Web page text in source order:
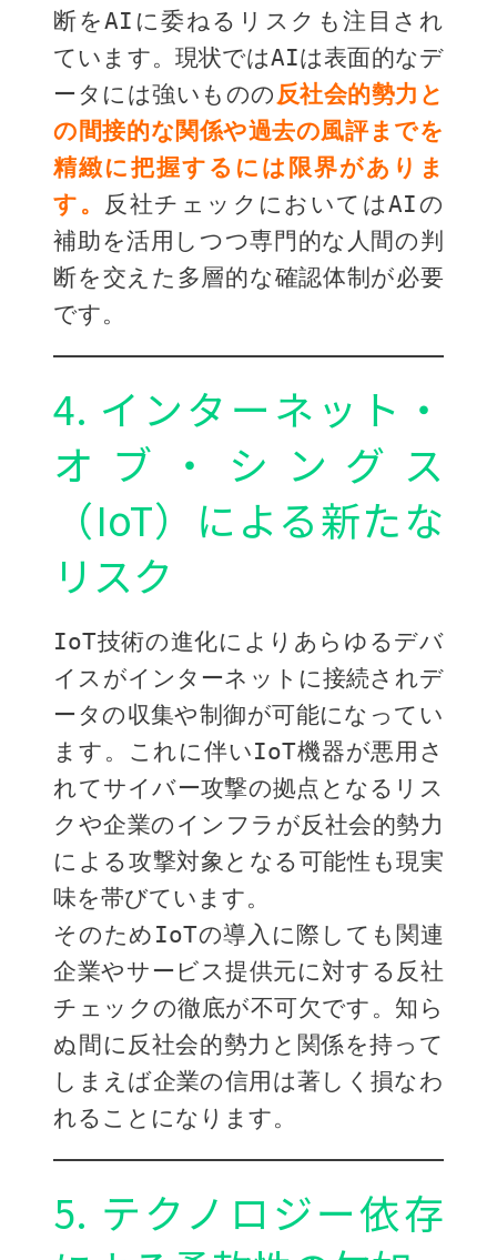
断をAIに委ねるリスクも注目され
ています。現状ではAIは表面的なデ
ータには強いものの反社会的勢力と
の間接的な関係や過去の風評までを
精緻に把握するには限界がありま
す。 反社チェックにおいてはAIの
補助を活用しつつ専門的な人間の判
断を交えた多層的な確認体制が必要
です。
4. インターネット・
オブ・シングス
（IoT）による新たな
リスク
IoT技術の進化によりあらゆるデバ
イスがインターネットに接続されデ
ータの収集や制御が可能になってい
ます。これに伴いIoT機器が悪用さ
れてサイバー攻撃の拠点となるリス
クや企業のインフラが反社会的勢力
による攻撃対象となる可能性も現実
味を帯びています。
そのためIoTの導入に際しても関連
企業やサービス提供元に対する反社
チェックの徹底が不可欠です。知ら
ぬ間に反社会的勢力と関係を持って
しまえば企業の信用は著しく損なわ
れることになります。
5. テクノロジー依存